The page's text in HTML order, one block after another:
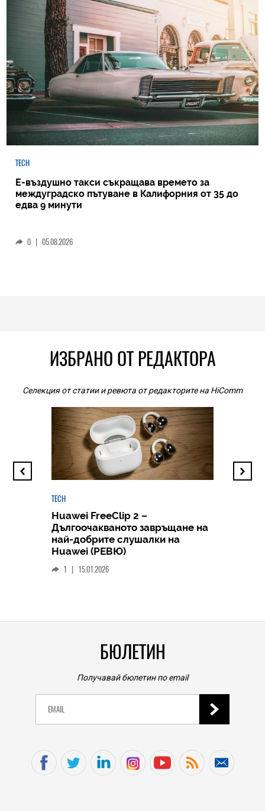
TECH
Е-въздушно такси съкращава времето за
междуградско пътуване в Калифорния от 35 до
едва 9 минути
0 | 05.08.2026
ИЗБРАНО ОТ РЕДАКТОРА
Селекция от статии и ревюта от редакторите на HiComm
TECH
Huawei FreeClip 2 –
Дългоочакваното завръщане на
най-добрите слушалки на
Huawei (РЕВЮ)
1 | 15.01.2026
БЮЛЕТИН
Получавай бюлетин по email